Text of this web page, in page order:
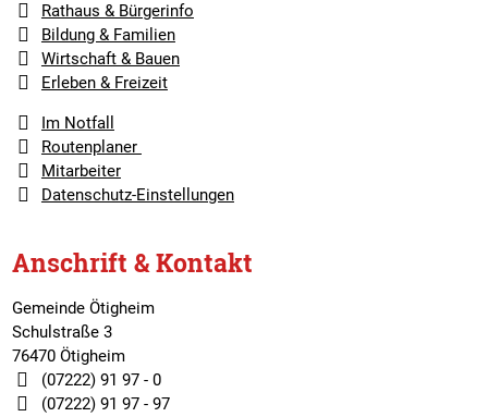
Rathaus & Bürgerinfo
Bildung & Familien
Wirtschaft & Bauen
Erleben & Freizeit
Im Notfall
Routenplaner
Mitarbeiter
Datenschutz-Einstellungen
Anschrift & Kontakt
Gemeinde Ötigheim
Schulstraße 3
76470 Ötigheim
(07222) 91 97 - 0
(07222) 91 97 - 97